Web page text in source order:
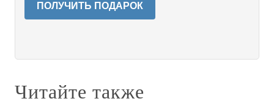
ПОЛУЧИТЬ ПОДАРОК
Читайте также